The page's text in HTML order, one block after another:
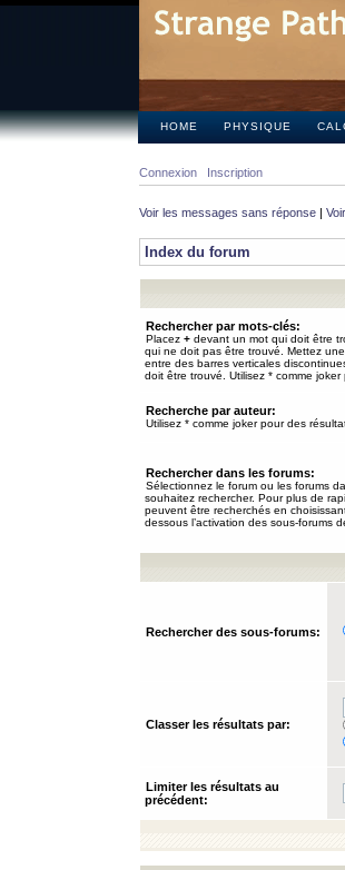
HOME PHYSIQUE
Connexion Inscription
Voir les messages sans réponse |
Index du forum
Rechercher par mots-clés:
Placez + devant un mot qui doit être
qui ne doit pas être trouvé. Mettez
entre des barres verticales
doit être trouvé. Utilisez * comme joker
Recherche par auteur:
Utilisez * comme joker pour des
Rechercher dans les forums:
Sélectionnez le forum ou les forums
souhaitez rechercher. Pour plus de
peuvent être recherchés en
dessous l’activation des sous-forums
Rechercher des sous-forums:
Classer les résultats par:
Limiter les résultats au
précédent: